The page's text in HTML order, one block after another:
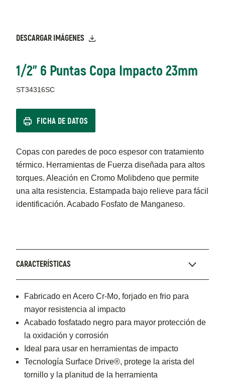
DESCARGAR IMÁGENES
1/2" 6 Puntas Copa Impacto 23mm
ST34316SC
FICHA DE DATOS
Copas con paredes de poco espesor con tratamiento
térmico. Herramientas de Fuerza diseñada para altos
torques. Aleación en Cromo Molibdeno que permite
una alta resistencia. Estampada bajo relieve para fácil
identificación. Acabado Fosfato de Manganeso.
CARACTERÍSTICAS
Fabricado en Acero Cr-Mo, forjado en frio para
mayor resistencia al impacto
Acabado fosfatado negro para mayor protección de
la oxidación y corrosión
Ideal para usar en herramientas de impacto
Tecnología Surface Drive®, protege la arista del
tornillo y la planitud de la herramienta